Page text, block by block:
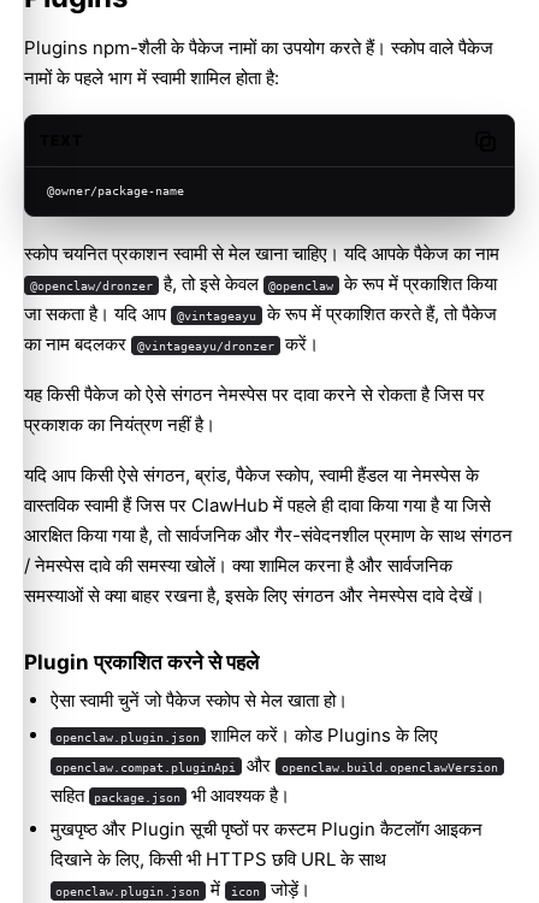
Plugins npm-शैली के पैकेज नामों का उपयोग करते हैं। स्कोप वाले पैकेज
नामों के पहले भाग में स्वामी शामिल होता है:
@owner/package-name
स्कोप चयनित प्रकाशन स्वामी से मेल खाना चाहिए। यदि आपके पैकेज का नाम
@openclaw/dronzer है, तो इसे केवल @openclaw
के रूप में प्रकाशित किया
जा सकता है। यदि आप
@vintageayu के रूप में प्रकाशित करते हैं, तो पैकेज
का नाम बदलकर
@vintageayu/dronzer करें।
यह किसी पैकेज को ऐसे संगठन नेमस्पेस पर दावा करने से रोकता है जिस पर
प्रकाशक का नियंत्रण नहीं है।
यदि आप किसी ऐसे संगठन, ब्रांड, पैकेज स्कोप, स्वामी हैंडल या नेमस्पेस के
वास्तविक स्वामी हैं जिस पर ClawHub में पहले ही दावा किया गया है या जिसे
आरक्षित किया गया है, तो सार्वजनिक और गैर-संवेदनशील प्रमाण के साथसंगठन
/ नेमस्पेस दावे की समस्याखोलें। क्या शामिल करना है और सार्वजनिक
समस्याओं से क्या बाहर रखना है, इसके लिएसंगठन और नेमस्पेस दावेदेखें।
Plugin प्रकाशित करने से पहले
ऐसा स्वामी चुनें जो पैकेज स्कोप से मेल खाता हो।
openclaw.plugin.json शामिल करें। कोड Plugins के लिए
openclaw.compat.pluginApi और openclaw.build.openclawVersion
सहित package.json
भी आवश्यक है।
मुखपृष्ठ और Plugin सूची पृष्ठों पर कस्टम Plugin कैटलॉग आइकन
दिखाने के लिए, किसी भी HTTPS छवि URL के साथ
openclaw.plugin.json में icon जोड़ें।